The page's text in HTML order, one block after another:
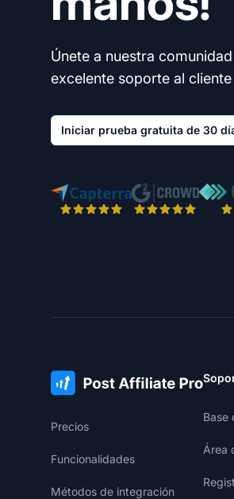
Únete a nuestra
excelente soporte al
Iniciar prueba gratuita de 30
Precios
Funcionalidades
Métodos de integración
Base
Área